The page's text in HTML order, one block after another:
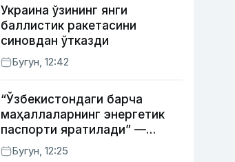
Украина ўзининг янги
баллистик ракетасини
синовдан ўтказди
Бугун, 12:42
“Ўзбекистондаги барча
маҳаллаларнинг энергетик
паспорти яратилади” —
энергетика вазири
Бугун, 12:25